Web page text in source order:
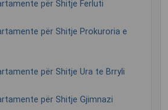
për Shitje Ferluti
për Shitje Prokuroria e
për Shitje Ura te Brryli
për Shitje Gjimnazi